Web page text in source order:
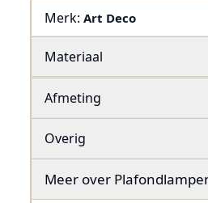
Merk: Art Deco
Materiaal
Afmeting
Overig
Meer over